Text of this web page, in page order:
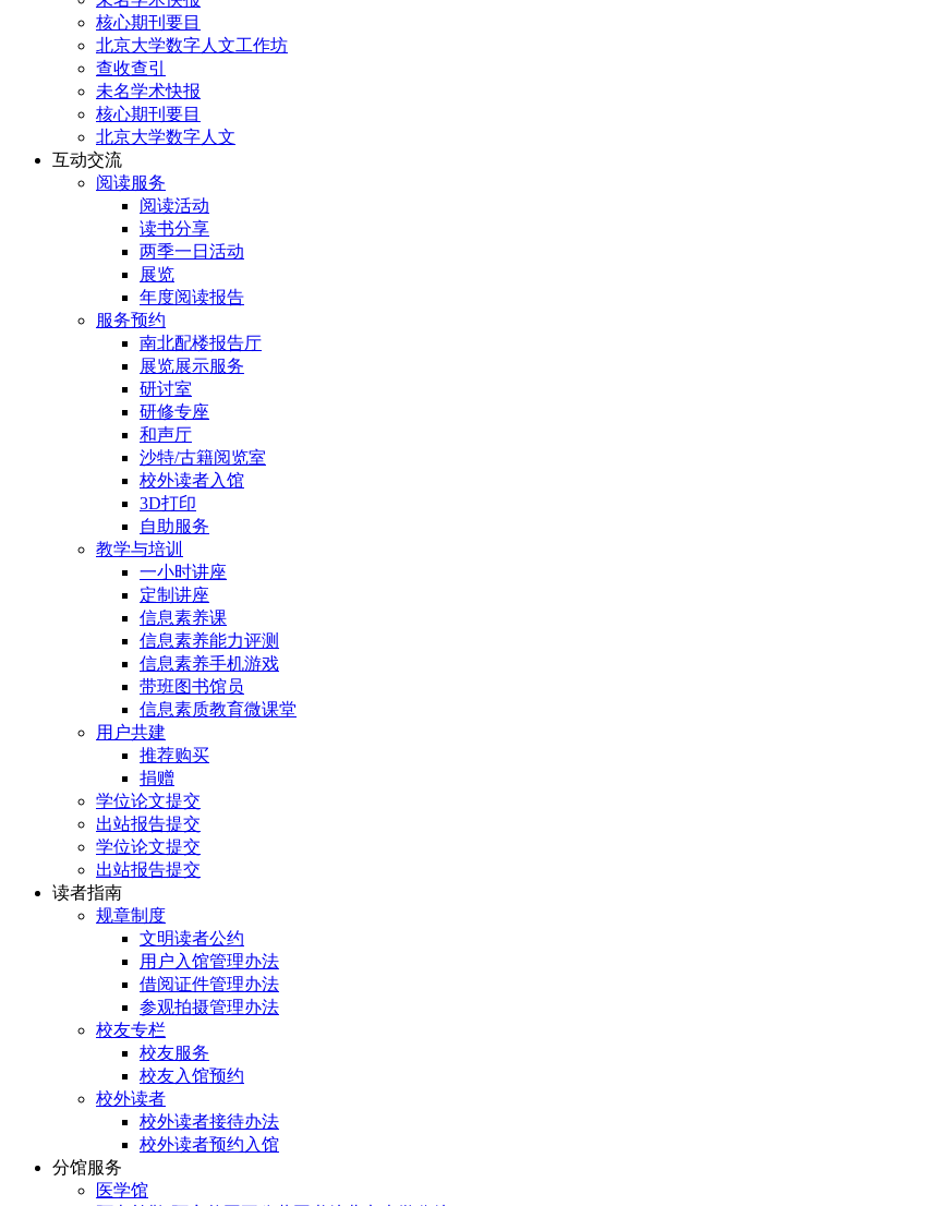
核心期刊要目
北京大学数字人文工作坊
查收查引
未名学术快报
核心期刊要目
北京大学数字人文
互动交流
阅读服务
阅读活动
读书分享
两季一日活动
展览
年度阅读报告
服务预约
南北配楼报告厅
展览展示服务
研讨室
研修专座
和声厅
沙特/古籍阅览室
校外读者入馆
3D打印
自助服务
教学与培训
一小时讲座
定制讲座
信息素养课
信息素养能力评测
信息素养手机游戏
带班图书馆员
信息素质教育微课堂
用户共建
推荐购买
捐赠
学位论文提交
出站报告提交
学位论文提交
出站报告提交
读者指南
规章制度
文明读者公约
用户入馆管理办法
借阅证件管理办法
参观拍摄管理办法
校友专栏
校友服务
校友入馆预约
校外读者
校外读者接待办法
校外读者预约入馆
分馆服务
医学馆